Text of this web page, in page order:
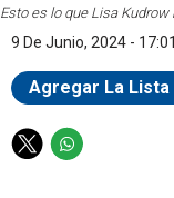
Esto es lo que Lisa Kudrow
9 De Junio, 2024 - 17:01
Agregar La Lista
T
W